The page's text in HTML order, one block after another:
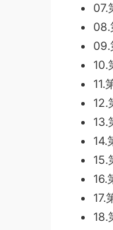
07.
08.
09.
10.
11.
12.
13.
14.
15.
16.
17.
18.